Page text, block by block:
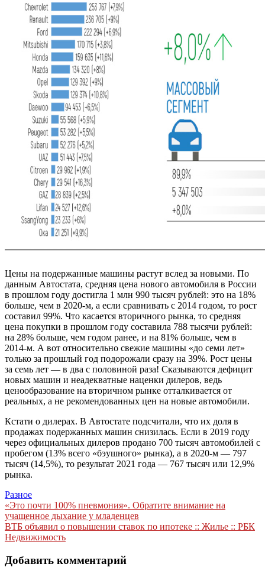
Цены на подержанные машины растут вслед за новыми. По
данным Автостата, средняя цена нового автомобиля в России
в прошлом году достигла 1 млн 990 тысяч рублей: это на 18%
больше, чем в 2020-м, а если сравнивать с 2014 годом, то рост
составил 99%. Что касается вторичного рынка, то средняя
цена покупки в прошлом году составила 788 тысячи рублей:
на 28% больше, чем годом ранее, и на 81% больше, чем в
2014-м. А вот относительно свежие машины «до семи лет»
только за прошлый год подорожали сразу на 39%. Рост цены
за семь лет — в два с половиной раза! Сказываются дефицит
новых машин и неадекватные наценки дилеров, ведь
ценообразование на вторичном рынке отталкивается от
реальных, а не рекомендованных цен на новые автомобили.
Кстати о дилерах. В Автостате подсчитали, что их доля в
продажах подержанных машин снизилась. Если в 2019 году
через официальных дилеров продано 700 тысяч автомобилей с
пробегом (13% всего «бэушного» рынка), а в 2020-м — 797
тысяч (14,5%), то результат 2021 года — 767 тысяч или 12,9%
рынка.
Разное
Навигация
по
записям
«Это почти 100% пневмония». Обратите внимание на
учащенное дыхание у младенцев
ВТБ объявил о повышении ставок по ипотеке :: Жилье :: РБК
Недвижимость
Добавить комментарий